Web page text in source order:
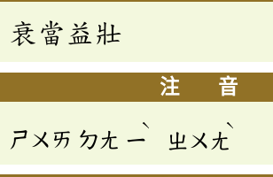
衰當益壯
注 音
ㄕㄨㄞ ㄉㄤ ㄧ
ˋ
ㄓㄨㄤ
ˋ